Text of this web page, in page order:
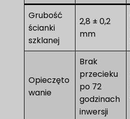
Grubość
ścianki
szklanej
2,8 ± 0,2
mm
Opieczęto
wanie
Brak
przecieku
po 72
godzinach
inwersji